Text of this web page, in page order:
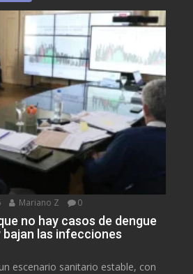
Mariano Z 0
no hay casos de dengue
bajan las infecciones
escenario sanitario estable, con